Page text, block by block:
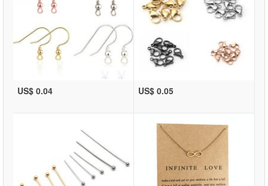
US$ 0.04 US$ 0.05